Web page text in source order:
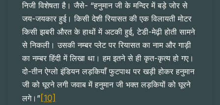
निजी विशेषता है। जैसे- “हनुमान जी के मन्दिर में बड़े जोर से
जय-जयकार हुई। किसी देशी रियासत की एक विलायती मोटर
किसी झबरी औरत के हाथों में अटकी हुई, टेडी-मेढ़ी होती सामने
से निकली। उसकी नम्बर प्लेट पर रियासत का नाम और गाड़ी
का नम्बर हिंदी में लिखा था। हम इतने से ही कृत-कृत्य हो गए।
दो-तीन ऐग्लो इंडियन लड़कियाँ फुटपाथ पर खड़ी होकर हनुमान
जी को घूरने लगी जवाब में हनुमान जी भक्त लड़कियों को घूरने
लगे।” [10]